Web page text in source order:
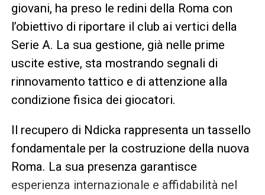
giovani, ha preso le redini della Roma con
l’obiettivo di riportare il club ai vertici della
Serie A. La sua gestione, già nelle prime
uscite estive, sta mostrando segnali di
rinnovamento tattico e di attenzione alla
condizione fisica dei giocatori.
Il recupero di Ndicka rappresenta un tassello
fondamentale per la costruzione della nuova
Roma. La sua presenza garantisce
esperienza internazionale e affidabilità nel